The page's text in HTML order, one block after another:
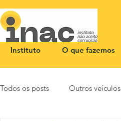
Instituto O que fazemos
Todos os posts Outros veículos